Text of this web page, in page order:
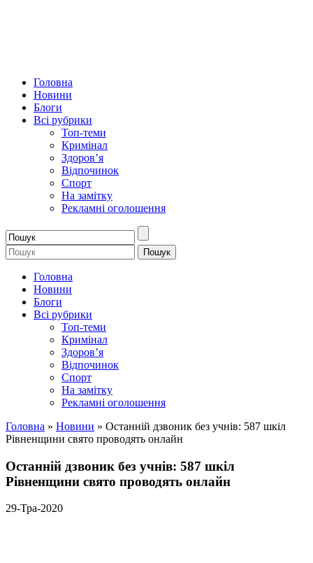
Головна
Новини
Блоги
Всі рубрики
Топ-теми
Кримінал
Здоров’я
Відпочинок
Спорт
На замітку
Рекламні оголошення
Головна
Новини
Блоги
Всі рубрики
Топ-теми
Кримінал
Здоров’я
Відпочинок
Спорт
На замітку
Рекламні оголошення
Головна » Новини » Останній дзвоник без учнів: 587 шкіл
Рівненщини свято проводять онлайн
Останній дзвоник без учнів: 587 шкіл
Рівненщини свято проводять онлайн
29-Тра-2020